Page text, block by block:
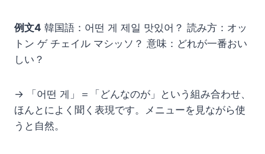
例文4 韓国語：어떤 게 제일 맛있어？ 読み方：オッ
トン ゲ チェイル マシッソ？ 意味：どれが一番おい
しい？
→ 「어떤 게」＝「どんなのが」という組み合わせ、
ほんとによく聞く表現です。メニューを見ながら使
うと自然。